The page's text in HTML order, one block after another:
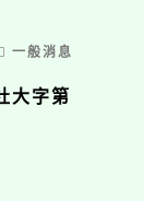
一般消息
大字第